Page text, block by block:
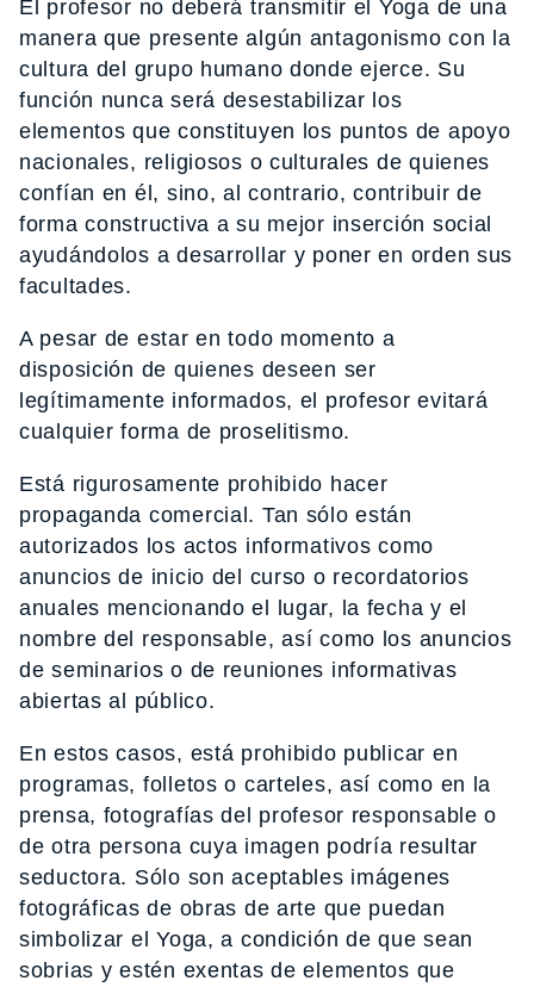
El profesor no deberá transmitir el Yoga de una
manera que presente algún antagonismo con la
cultura del grupo humano donde ejerce. Su
función nunca será desestabilizar los
elementos que constituyen los puntos de apoyo
nacionales, religiosos o culturales de quienes
confían en él, sino, al contrario, contribuir de
forma constructiva a su mejor inserción social
ayudándolos a desarrollar y poner en orden sus
facultades.
A pesar de estar en todo momento a
disposición de quienes deseen ser
legítimamente informados, el profesor evitará
cualquier forma de proselitismo.
Está rigurosamente prohibido hacer
propaganda comercial. Tan sólo están
autorizados los actos informativos como
anuncios de inicio del curso o recordatorios
anuales mencionando el lugar, la fecha y el
nombre del responsable, así como los anuncios
de seminarios o de reuniones informativas
abiertas al público.
En estos casos, está prohibido publicar en
programas, folletos o carteles, así como en la
prensa, fotografías del profesor responsable o
de otra persona cuya imagen podría resultar
seductora. Sólo son aceptables imágenes
fotográficas de obras de arte que puedan
simbolizar el Yoga, a condición de que sean
sobrias y estén exentas de elementos que